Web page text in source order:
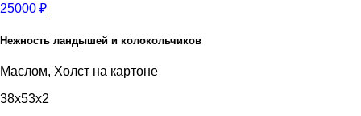
25000 ₽
Нежность ландышей и колокольчиков
Маслом, Холст на картоне
38x53x2